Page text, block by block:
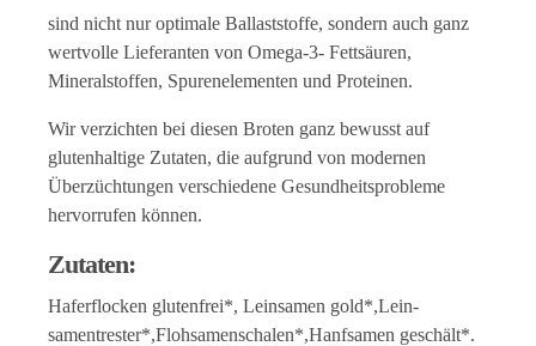
sind nicht nur optimale Ballaststoffe, sondern auch ganz
wertvolle Lieferanten von Omega-3- Fettsäuren,
Mineralstoffen, Spurenelementen und Proteinen.
Wir verzichten bei diesen Broten ganz bewusst auf
glutenhaltige Zutaten, die aufgrund von modernen
Überzüchtungen verschiedene Gesundheitsprobleme
hervorrufen können.
Zutaten:
Haferflocken glutenfrei*, Leinsamen gold*,Lein-
samentrester*,Flohsamenschalen*,Hanfsamen geschält*.